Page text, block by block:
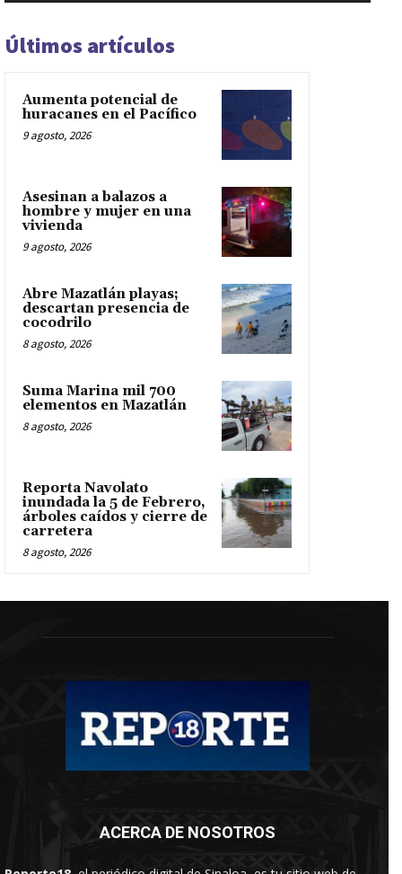
Últimos artículos
Aumenta potencial de
huracanes en el Pacífico
9 agosto, 2026
Asesinan a balazos a
hombre y mujer en una
vivienda
9 agosto, 2026
Abre Mazatlán playas;
descartan presencia de
cocodrilo
8 agosto, 2026
Suma Marina mil 700
elementos en Mazatlán
8 agosto, 2026
Reporta Navolato
inundada la 5 de Febrero,
árboles caídos y cierre de
carretera
8 agosto, 2026
ACERCA DE NOSOTROS